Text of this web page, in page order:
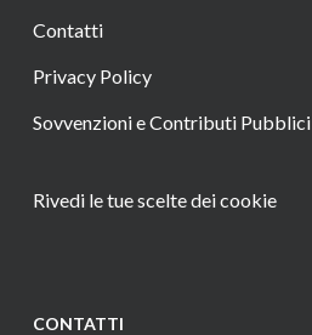
Contatti
Privacy Policy
Sovvenzioni e Contributi Pubblici
Rivedi le tue scelte dei cookie
CONTATTI